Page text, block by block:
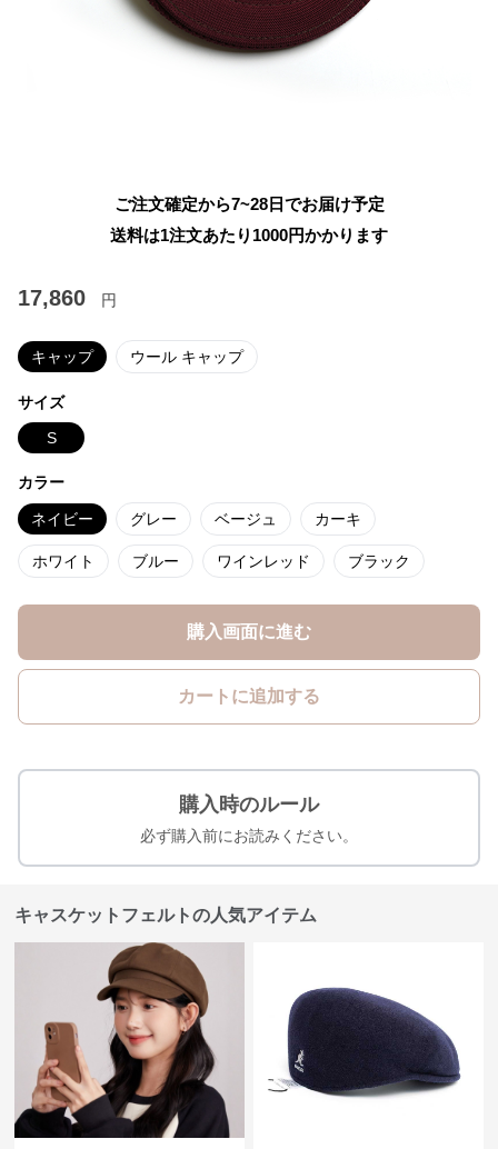
ご注文確定から7~28日でお届け予定
送料は1注文あたり 1000円かかります
17,860 円
キャップ ウール キャップ
サイズ
S
カラー
ネイビー グレー ベージュ カーキ
ホワイト ブルー ワインレッド ブラック
購入画面に進む
カートに追加する
購入時のルール
必ず購入前にお読みください。
キャスケットフェルトの人気アイテム